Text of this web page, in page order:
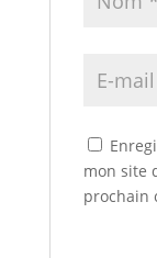
mon site
prochain